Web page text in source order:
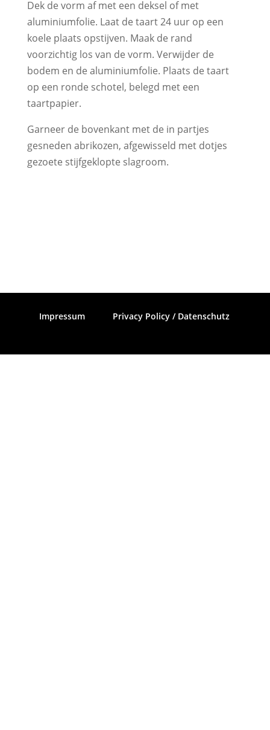
Dek de vorm af met een deksel of met
aluminiumfolie. Laat de taart 24 uur op een
koele plaats opstijven. Maak de rand
voorzichtig los van de vorm. Verwijder de
bodem en de aluminiumfolie. Plaats de taart
op een ronde schotel, belegd met een
taartpapier.
Garneer de bovenkant met de in partjes
gesneden abrikozen, afgewisseld met dotjes
gezoete stijfgeklopte slagroom.
Impressum Privacy Policy / Datenschutz